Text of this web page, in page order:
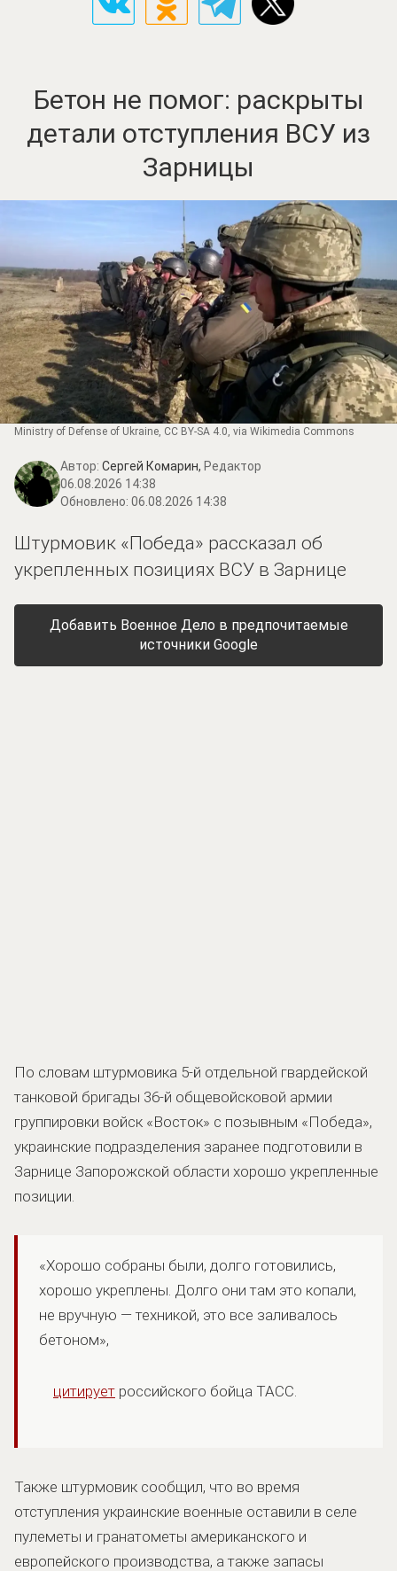
Бетон не помог: раскрыты
детали отступления ВСУ из
Зарницы
Ministry of Defense of Ukraine, CC BY-SA 4.0, via Wikimedia Commons
Автор: Сергей Комарин, Редактор
06.08.2026 14:38
Обновлено: 06.08.2026 14:38
Штурмовик «Победа» рассказал об
укрепленных позициях ВСУ в Зарнице
Добавить Военное Дело в предпочитаемые
источники Google
По словам штурмовика 5-й отдельной гвардейской
танковой бригады 36-й общевойсковой армии
группировки войск «Восток» с позывным «Победа»,
украинские подразделения заранее подготовили в
Зарнице Запорожской области хорошо укрепленные
позиции.
«Хорошо собраны были, долго готовились,
хорошо укреплены. Долго они там это копали,
не вручную — техникой, это все заливалось
бетоном»,
цитирует российского бойца ТАСС.
Также штурмовик сообщил, что во время
отступления украинские военные оставили в селе
пулеметы и гранатометы американского и
европейского производства, а также запасы